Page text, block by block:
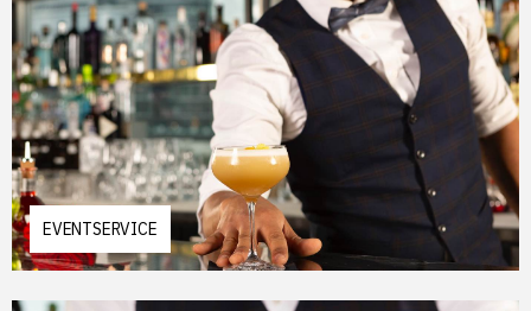
EVENTSERVICE